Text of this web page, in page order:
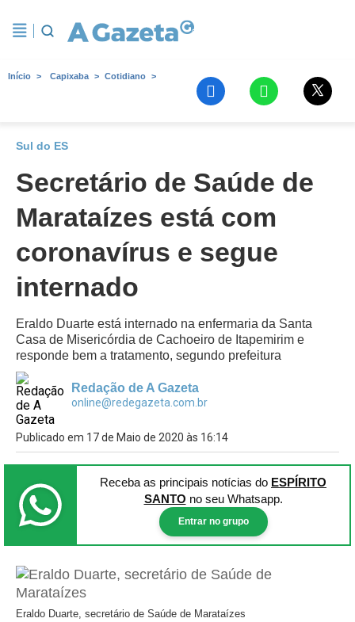
Início Capixaba Cotidiano
Sul do ES
Secretário de Saúde de
Marataízes está com
coronavírus e segue
internado
Eraldo Duarte está internado na enfermaria da Santa
Casa de Misericórdia de Cachoeiro de Itapemirim e
responde bem a tratamento, segundo prefeitura
Redação de A Gazeta
online@redegazeta.com.br
Publicado em 17 de Maio de 2020 às 16:14
Receba as principais notícias do ESPÍRITO
SANTO no seu Whatsapp.
Entrar no grupo
Eraldo Duarte, secretário de Saúde de Marataízes